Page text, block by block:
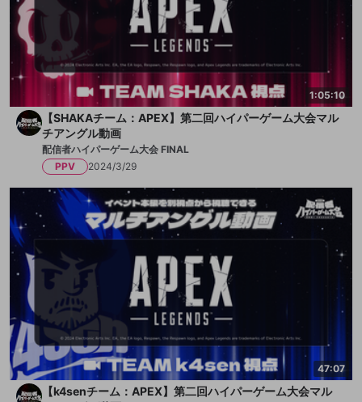
1:05:10
【SHAKAチーム：APEX】第二回ハイパーゲーム大会マル
チアングル動画
配信者ハイパーゲーム大会 FINAL
PPV
2024/3/29
47:07
【k4senチーム：APEX】第二回ハイパーゲーム大会マル